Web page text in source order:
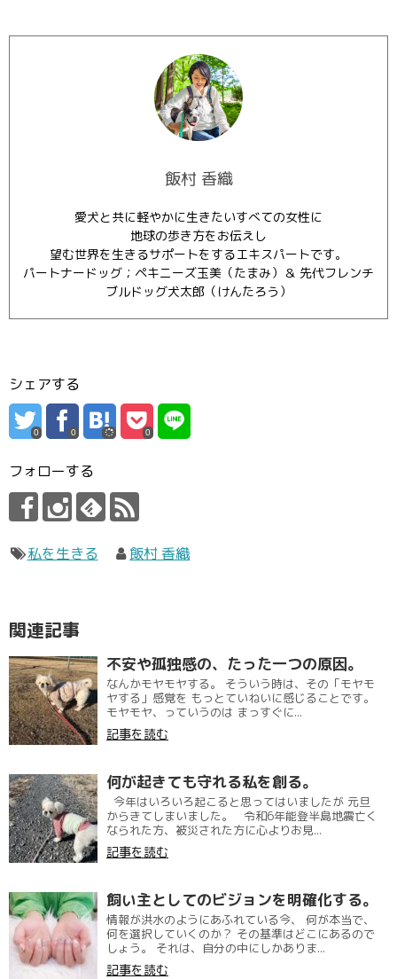
飯村 香織
愛犬と共に軽やかに生きたいすべての女性に
地球の歩き方をお伝えし
望む世界を生きるサポートをするエキスパートです。
パートナードッグ；ペキニーズ玉美（たまみ）＆ 先代フレンチ
ブルドッグ犬太郎（けんたろう）
シェアする
0 0 0
フォローする
私を生きる 飯村 香織
関連記事
不安や孤独感の、たった一つの原因。
なんかモヤモヤする。 そういう時は、その「モヤモ
ヤする」感覚を もっとていねいに感じることです。
モヤモヤ、っていうのは まっすぐに...
記事を読む
何が起きても守れる私を創る。
今年はいろいろ起こると思ってはいましたが 元旦
からきてしまいました。 令和6年能登半島地震亡く
なられた方、被災された方に心よりお見...
記事を読む
飼い主としてのビジョンを明確化する。
情報が洪水のようにあふれている今、 何が本当で、
何を選択していくのか？ その基準はどこにあるので
しょう。 それは、自分の中にしかありま...
記事を読む